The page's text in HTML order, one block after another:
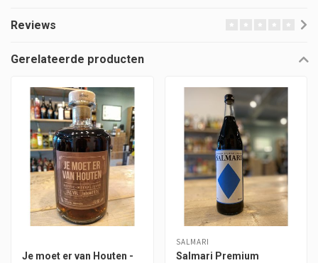
Reviews
Gerelateerde producten
Je moet er van Houten -
SALMARI
Salmari Premium